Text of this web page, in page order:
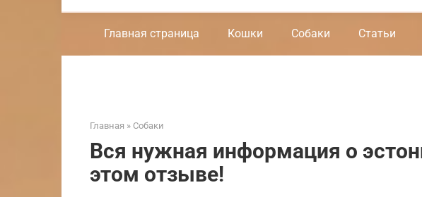
Главная страница Кошки Собаки Статьи
Главная » Собаки
Вся нужная информация о
этом отзыве!